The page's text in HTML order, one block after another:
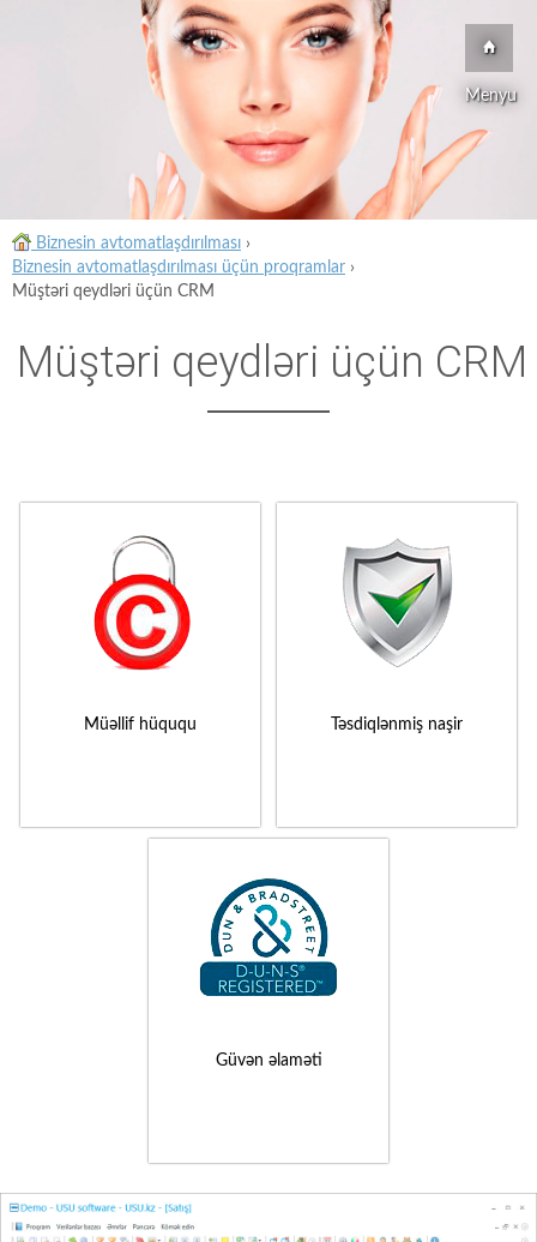
Menyu
Biznesin avtomatlaşdırılması ›
Biznesin avtomatlaşdırılması üçün proqramlar ›
Müştəri qeydləri üçün CRM
Müştəri qeydləri üçün CRM
Müəllif hüququ Təsdiqlənmiş naşir
Güvən əlaməti